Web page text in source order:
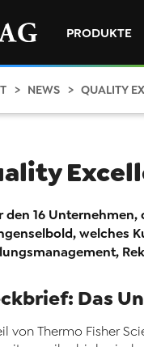
PRODUKTE
NEWS QUALITY
den 16
welches
Das
von Thermo Fisher